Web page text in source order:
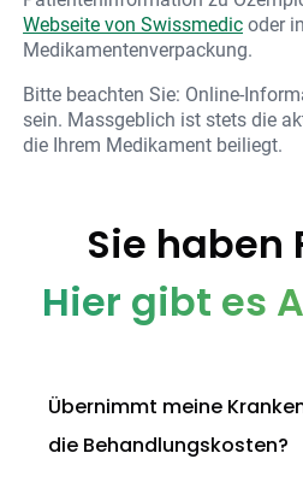
Webseite von Swissmedic oder
Medikamentenverpackung.
Bitte beachten Sie: Online-
sein. Massgeblich ist stets die
die Ihrem Medikament beiliegt.
Sie haben
Hier gibt es
Übernimmt meine
die Behandlungskosten?